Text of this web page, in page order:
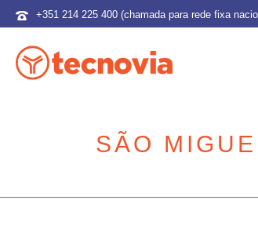
+351 214 225 400 (chamada para rede fixa
SÃO